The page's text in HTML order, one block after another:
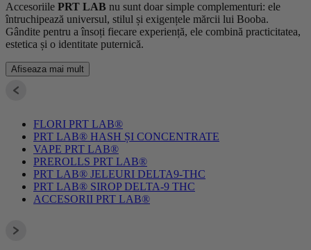
Accesoriile PRT LAB nu sunt doar simple complementuri: ele
întruchipează universul, stilul și exigențele mărcii lui Booba.
Gândite pentru a însoți fiecare experiență, ele combină practicitatea,
estetica și o identitate puternică.
Afiseaza mai mult
FLORI PRT LAB®
PRT LAB® HASH ȘI CONCENTRATE
VAPE PRT LAB®
PREROLLS PRT LAB®
PRT LAB® JELEURI DELTA9-THC
PRT LAB® SIROP DELTA-9 THC
ACCESORII PRT LAB®